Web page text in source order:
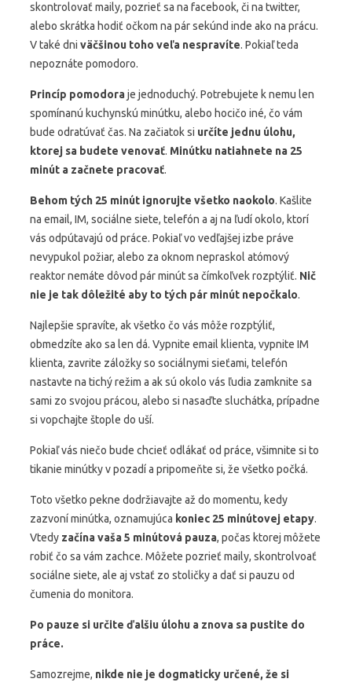
skontrolovať maily, pozrieť sa na facebook, či na twitter,
alebo skrátka hodiť očkom na pár sekúnd inde ako na prácu.
V také dni väčšinou toho veľa nespravíte. Pokiaľ teda
nepoznáte pomodoro.
Princíp pomodoraje jednoduchý. Potrebujete k nemu len
spomínanú kuchynskú minútku, alebo hocičo iné, čo vám
bude odratúvať čas. Na začiatok si určíte jednu úlohu,
ktorej sa budete venovať. Minútku natiahnete na 25
minút a začnete pracovať.
Behom tých 25 minút ignorujte všetko naokolo. Kašlite
na email, IM, sociálne siete, telefón a aj na ľudí okolo, ktorí
vás odpútavajú od práce. Pokiaľ vo vedľajšej izbe práve
nevypukol požiar, alebo za oknom nepraskol atómový
reaktor nemáte dôvod pár minút sa čímkoľvek rozptýliť. Nič
nie je tak dôležité aby to tých pár minút nepočkalo.
Najlepšie spravíte, ak všetko čo vás môže rozptýliť,
obmedzíte ako sa len dá. Vypnite email klienta, vypnite IM
klienta, zavrite záložky so sociálnymi sieťami, telefón
nastavte na tichý režim a ak sú okolo vás ľudia zamknite sa
sami zo svojou prácou, alebo si nasaďte sluchátka, prípadne
si vopchajte štople do uší.
Pokiaľ vás niečo bude chcieť odlákať od práce, všimnite si to
tikanie minútky v pozadí a pripomeňte si, že všetko počká.
Toto všetko pekne dodržiavajte až do momentu, kedy
zazvoní minútka, oznamujúca koniec 25 minútovej etapy.
Vtedy začína vaša 5 minútová pauza, počas ktorej môžete
robiť čo sa vám zachce. Môžete pozrieť maily, skontrolvoať
sociálne siete, ale aj vstať zo stoličky a dať si pauzu od
čumenia do monitora.
Po pauze si určite ďalšiu úlohu a znova sa pustite do
práce.
Samozrejme, nikde nie je dogmaticky určené, že si